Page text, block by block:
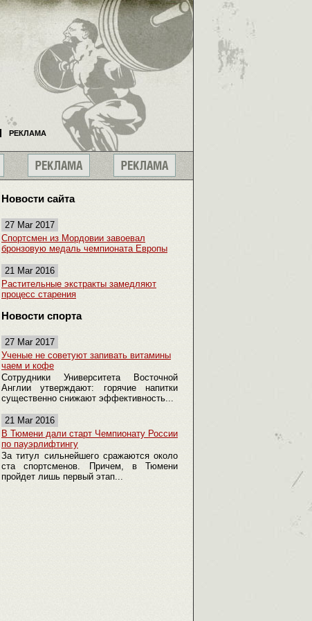
Новости сайта
27 Mar 2017
Спортсмен из Мордовии завоевал
бронзовую медаль чемпионата Европы
21 Mar 2016
Растительные экстракты замедляют
процесс старения
Новости спорта
27 Mar 2017
Ученые не советуют запивать витамины
чаем и кофе
Сотрудники Университета Восточной
Англии утверждают: горячие напитки
существенно снижают эффективность...
21 Mar 2016
В Тюмени дали старт Чемпионату России
по пауэрлифтингу
За титул сильнейшего сражаются около
ста спортсменов. Причем, в Тюмени
пройдет лишь первый этап...
РЕКЛАМА